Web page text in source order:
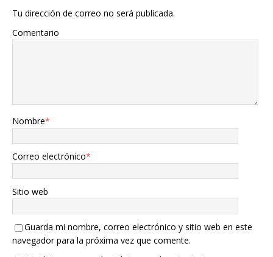
Tu dirección de correo no será publicada.
Comentario
Nombre*
Correo electrónico*
Sitio web
Guarda mi nombre, correo electrónico y sitio web en este
navegador para la próxima vez que comente.